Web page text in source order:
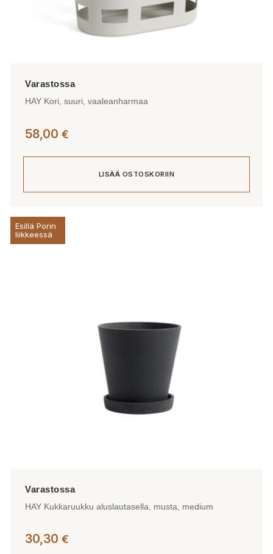
HAY Kori, suuri, vaaleanharmaa
58,00 €
LISÄÄ OSTOSKORIIN
Esillä Porin
liikkeessä
HAY Kukkaruukku aluslautasella, musta, medium
30,30 €